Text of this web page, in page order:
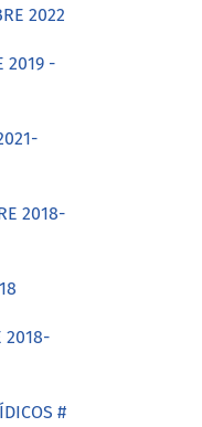
2022
2019 -
2018-
2018-
#